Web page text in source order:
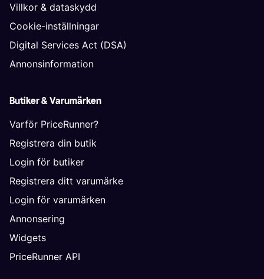
Villkor & dataskydd
Cookie-inställningar
Digital Services Act (DSA)
Annonsinformation
Butiker & Varumärken
Varför PriceRunner?
Registrera din butik
Login för butiker
Registrera ditt varumärke
Login för varumärken
Annonsering
Widgets
PriceRunner API